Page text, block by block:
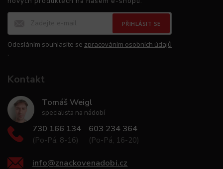
PŘIHLÁSIT SE
Odesláním souhlasíte se zpracováním osobních údajů
.
Kontakt
Tomáš Weigl
specialista na nádobí
730 166 134
(Po-Pá, 8-16)
603 234 364
(Po-Pá, 16-20)
info@znackovenadobi.cz